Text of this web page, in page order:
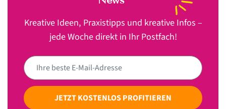
Kreative Ideen, Praxistipps und kreative Infos –
jede Woche direkt in Ihr Postfach!
JETZT KOSTENLOS PROFITIEREN